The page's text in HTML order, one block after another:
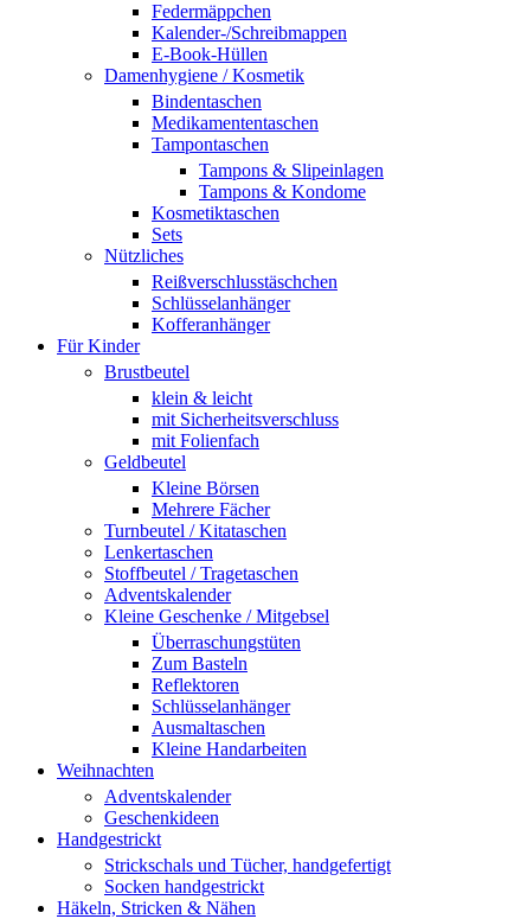
Federmäppchen
Kalender-/Schreibmappen
E-Book-Hüllen
Damenhygiene / Kosmetik
Bindentaschen
Medikamententaschen
Tampontaschen
Tampons & Slipeinlagen
Tampons & Kondome
Kosmetiktaschen
Sets
Nützliches
Reißverschlusstäschchen
Schlüsselanhänger
Kofferanhänger
Für Kinder
Brustbeutel
klein & leicht
mit Sicherheitsverschluss
mit Folienfach
Geldbeutel
Kleine Börsen
Mehrere Fächer
Turnbeutel / Kitataschen
Lenkertaschen
Stoffbeutel / Tragetaschen
Adventskalender
Kleine Geschenke / Mitgebsel
Überraschungstüten
Zum Basteln
Reflektoren
Schlüsselanhänger
Ausmaltaschen
Kleine Handarbeiten
Weihnachten
Adventskalender
Geschenkideen
Handgestrickt
Strickschals und Tücher, handgefertigt
Socken handgestrickt
Häkeln, Stricken & Nähen